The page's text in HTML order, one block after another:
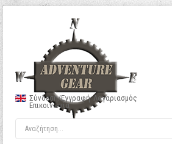
Σύνδεση/Εγγραφή Λογαριασμός
Επικοινωνία
ΣΥΝΔΕΣΗ